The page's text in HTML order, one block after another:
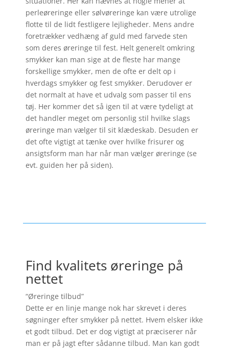
perleøreringe eller sølvøreringe kan være utrolige
flotte til de lidt festligere lejligheder. Mens andre
foretrækker vedhæng af guld med farvede sten
som deres øreringe til fest. Helt generelt omkring
smykker kan man sige at de fleste har mange
forskellige smykker, men de ofte er delt op i
hverdags smykker og fest smykker. Derudover er
det normalt at have et udvalg som passer til ens
tøj. Her kommer det så igen til at være tydeligt at
det handler meget om personlig stil hvilke slags
øreringe man vælger til sit klædeskab. Desuden er
det ofte vigtigt at tænke over hvilke frisurer og
ansigtsform man har når man vælger øreringe (se
evt. guiden her på siden).
Find kvalitets øreringe på
nettet
“Øreringe tilbud”
Dette er en linje mange nok har skrevet i deres
søgninger efter smykker på nettet. Hvem elsker ikke
et godt tilbud. Det er dog vigtigt at præciserer når
man er på jagt efter sådanne tilbud. Man kan godt